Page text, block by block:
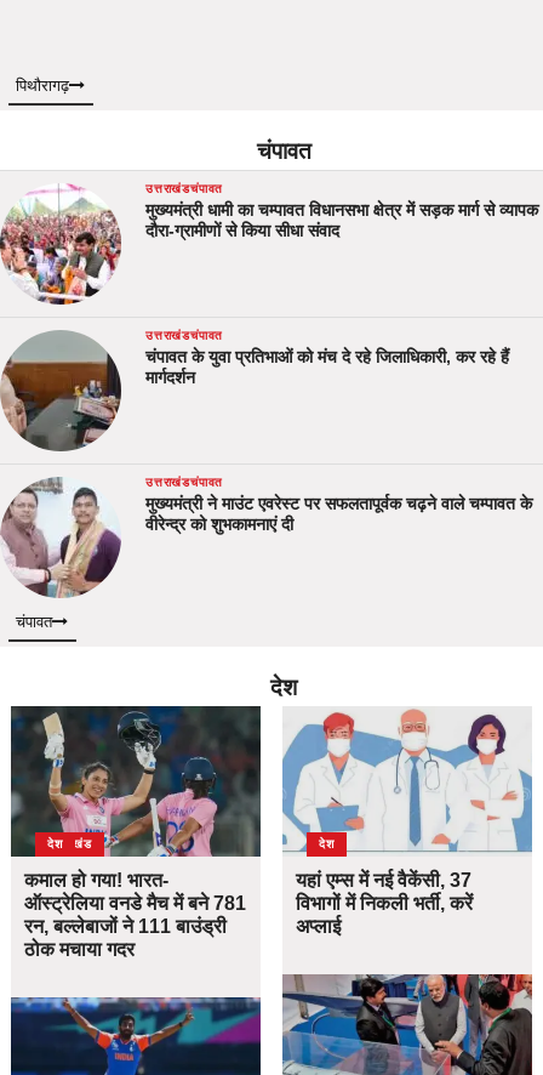
पिथौरागढ़
चंपावत
उत्तराखंडचंपावत
मुख्यमंत्री धामी का चम्पावत विधानसभा क्षेत्र में सड़क मार्ग से व्यापक
दौरा-ग्रामीणों से किया सीधा संवाद
उत्तराखंडचंपावत
चंपावत के युवा प्रतिभाओं को मंच दे रहे जिलाधिकारी, कर रहे हैं
मार्गदर्शन
उत्तराखंडचंपावत
मुख्यमंत्री ने माउंट एवरेस्ट पर सफलतापूर्वक चढ़ने वाले चम्पावत के
वीरेन्द्र को शुभकामनाएं दी
चंपावत
देश
उत्तराखंड
देश
कमाल हो गया! भारत-
ऑस्ट्रेलिया वनडे मैच में बने 781
रन, बल्लेबाजों ने 111 बाउंड्री
ठोक मचाया गदर
देश
यहां एम्स में नई वैकेंसी, 37
विभागों में निकली भर्ती, करें
अप्लाई